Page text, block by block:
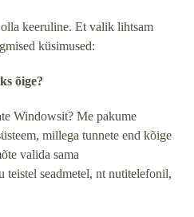
keeruline. Et valik lihtsam
küsimused:
õige?
Windowsit? Me pakume
millega tunnete end kõige
valida sama
teistel seadmetel, nt nutitelefonil,